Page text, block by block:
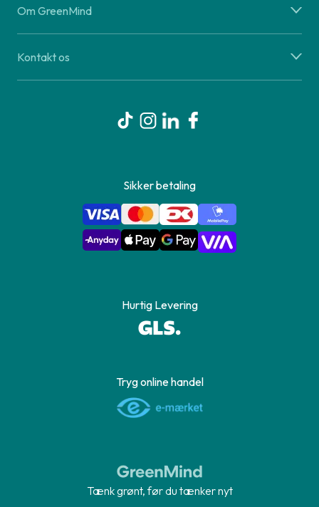
Om GreenMind
Kontakt os
Sikker betaling
Hurtig Levering
Tryg online handel
Tænk grønt, før du tænker nyt